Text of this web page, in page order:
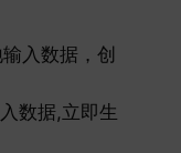
入数据，创
数据,立即生